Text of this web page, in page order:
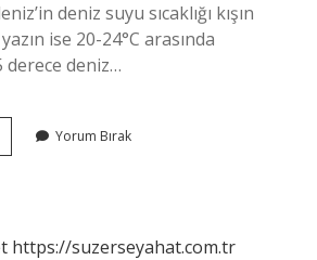
deniz suyu sıcaklığı kışın
ise 20-24°C arasında
derece deniz…
Yorum Bırak
https://suzerseyahat.com.tr